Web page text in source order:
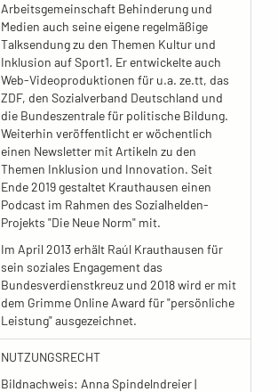
Arbeitsgemeinschaft Behinderung und
Medien auch seine eigene regelmäßige
Talksendung zu den Themen Kultur und
Inklusion auf Sport1. Er entwickelte auch
Web-Videoproduktionen für u.a. ze.tt, das
ZDF, den Sozialverband Deutschland und
die Bundeszentrale für politische Bildung.
Weiterhin veröffentlicht er wöchentlich
einen Newsletter mit Artikeln zu den
Themen Inklusion und Innovation. Seit
Ende 2019 gestaltet Krauthausen einen
Podcast im Rahmen des Sozialhelden-
Projekts "Die Neue Norm" mit.
Im April 2013 erhält Raúl Krauthausen für
sein soziales Engagement das
Bundesverdienstkreuz und 2018 wird er mit
dem Grimme Online Award für "persönliche
Leistung" ausgezeichnet.
NUTZUNGSRECHT
Bildnachweis: Anna Spindelndreier |